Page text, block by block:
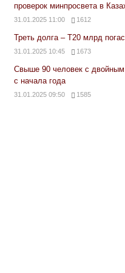
проверок минпросвета в
31.01.2025 11:00 1612
Треть долга – Т20 млрд
31.01.2025 10:45 1673
Свыше 90 человек с двойным
с начала года
31.01.2025 09:50 1585